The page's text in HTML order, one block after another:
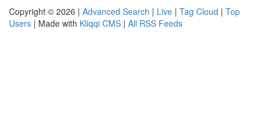
Copyright © 2026 | Advanced Search | Live | Tag Cloud | Top
Users | Made with Kliqqi CMS | All RSS Feeds